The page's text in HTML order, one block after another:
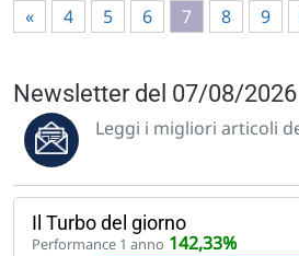
« 4 5 6 7 8 9
Newsletter del 07/08/2026
Leggi i migliori articoli
Il Turbo del giorno
Performance 1 anno 142,33%